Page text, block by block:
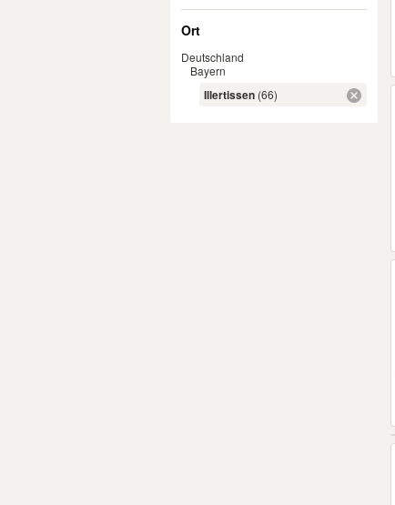
Ort
Deutschland
Bayern
Illertissen (66)